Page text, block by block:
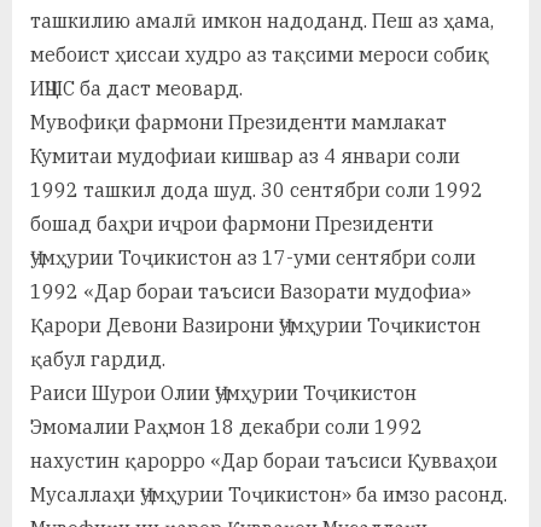
ташкилию амалӣ имкон надоданд. Пеш аз ҳама,
мебоист ҳиссаи худро аз тақсими мероси собиқ
ИҶШС ба даст меовард.
Мувофиқи фармони Президенти мамлакат
Кумитаи мудофиаи кишвар аз 4 январи соли
1992 ташкил дода шуд. 30 сентябри соли 1992
бошад баҳри иҷрои фармони Президенти
Ҷумҳурии Тоҷикистон аз 17-уми сентябри соли
1992 «Дар бораи таъсиси Вазорати мудофиа»
Қарори Девони Вазирони Ҷумҳурии Тоҷикистон
қабул гардид.
Раиси Шурои Олии Ҷумҳурии Тоҷикистон
Эмомалии Раҳмон 18 декабри соли 1992
нахустин қарорро «Дар бораи таъсиси Қувваҳои
Мусаллаҳи Ҷумҳурии Тоҷикистон» ба имзо расонд.